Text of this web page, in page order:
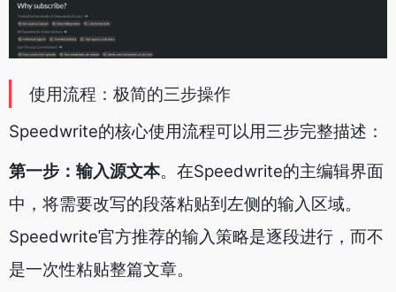
使用流程：极简的三步操作
Speedwrite的核心使用流程可以用三步完整描述：
第一步：输入源文本。在Speedwrite的主编辑界面
中，将需要改写的段落粘贴到左侧的输入区域。
Speedwrite官方推荐的输入策略是逐段进行，而不
是一次性粘贴整篇文章。